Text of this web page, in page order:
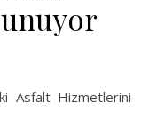
Asfalt Hizmetlerini